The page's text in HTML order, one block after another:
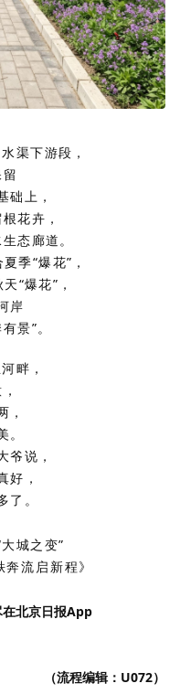
渠下游段，
础上，
花卉，
态廊道。
季“爆花”，
“爆花”，
岸
景”。
畔，
，
。
爷说，
好，
了。
城之变”
流启新程》
在北京日报App
（流程编辑：U072）